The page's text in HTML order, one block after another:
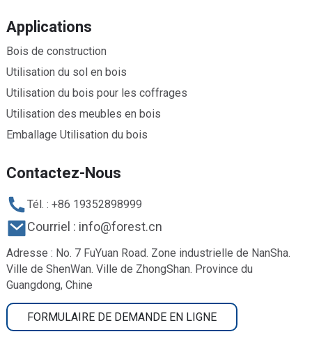
Applications
Bois de construction
Utilisation du sol en bois
Utilisation du bois pour les coffrages
Utilisation des meubles en bois
Emballage Utilisation du bois
Contactez-Nous
Tél. : +86 19352898999
Courriel : info@forest.cn
Adresse : No. 7 FuYuan Road. Zone industrielle de NanSha.
Ville de ShenWan. Ville de ZhongShan. Province du
Guangdong, Chine
FORMULAIRE DE DEMANDE EN LIGNE